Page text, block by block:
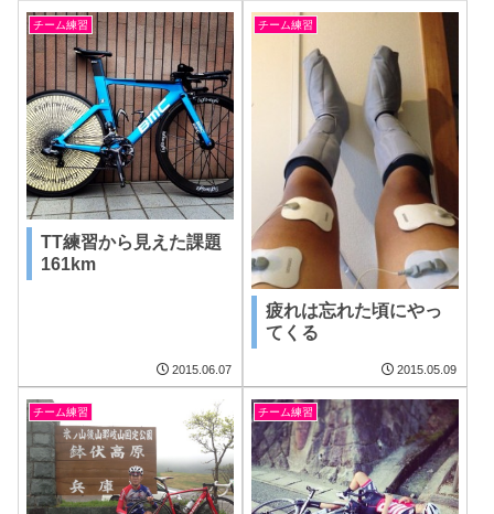
チーム練習
TT練習から見えた課題
161km
2015.06.07
チーム練習
疲れは忘れた頃にやっ
てくる
2015.05.09
チーム練習 チーム練習